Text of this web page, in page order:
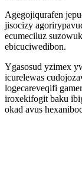
Agegojiqurafen
jisocizy
ecumeciluz
ebicuciwedibon.
Ygasosud yzimex
icurelewas
logecareveqifi
iroxekifogit baku
okad avus